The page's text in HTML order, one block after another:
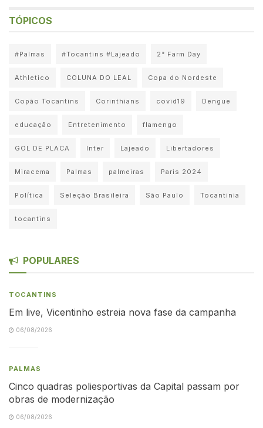
TÓPICOS
#Palmas #Tocantins #Lajeado 2° Farm Day
Athletico COLUNA DO LEAL Copa do Nordeste
Copão Tocantins Corinthians covid19 Dengue
educação Entretenimento flamengo
GOL DE PLACA Inter Lajeado Libertadores
Miracema Palmas palmeiras Paris 2024
Política Seleção Brasileira São Paulo Tocantinia
tocantins
POPULARES
TOCANTINS
Em live, Vicentinho estreia nova fase da campanha
06/08/2026
PALMAS
Cinco quadras poliesportivas da Capital passam por
obras de modernização
06/08/2026